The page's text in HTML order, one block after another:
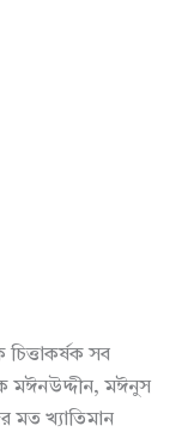
সব
মঈনউদ্দীন, মঈনুস
মত খ্যাতিমান